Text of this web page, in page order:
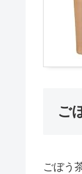
ご
ごぼう